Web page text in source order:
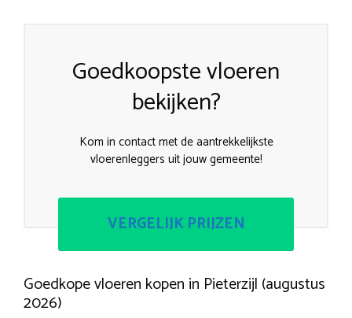
Goedkoopste vloeren
bekijken?
Kom in contact met de aantrekkelijkste
vloerenleggers uit jouw gemeente!
VERGELIJK PRIJZEN
Goedkope vloeren kopen in Pieterzijl (augustus
2026)